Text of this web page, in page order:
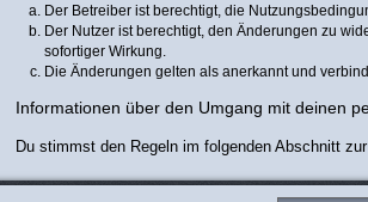
Der Betreiber ist berechtigt, die
Der Nutzer ist berechtigt, den Änderungen zu
sofortiger Wirkung.
Die Änderungen gelten als anerkannt und
Informationen über den Umgang mit deinen
Du stimmst den Regeln im folgenden Abschnitt